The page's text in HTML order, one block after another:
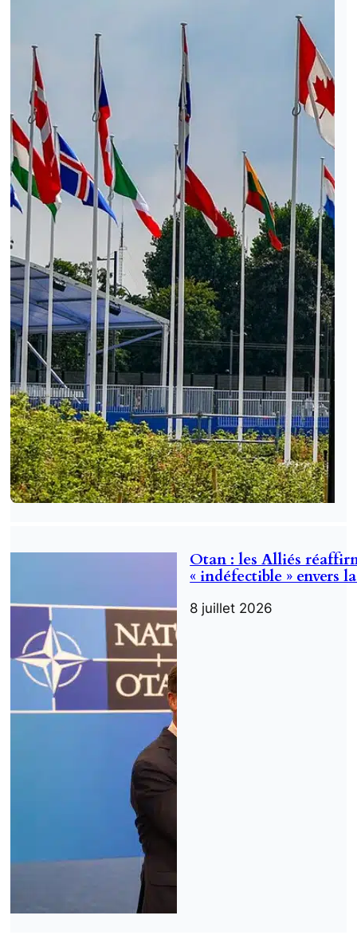
Otan : les Alliés
« indéfectible » envers
8 juillet 2026